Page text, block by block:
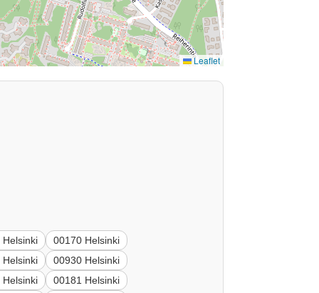
Leaflet
Helsinki
00170 Helsinki
Helsinki
00930 Helsinki
Helsinki
00181 Helsinki